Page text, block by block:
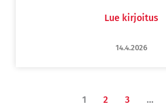
Lue kirjoitus
14.4.2026
1 2 3 …